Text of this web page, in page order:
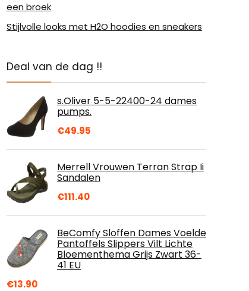
een broek
Stijlvolle looks met H2O hoodies en sneakers
Deal van de dag !!
s.Oliver 5-5-22400-24 dames
pumps.
€49.95
Merrell Vrouwen Terran Strap Ii
Sandalen
€111.40
BeComfy Sloffen Dames Voelde
Pantoffels Slippers Vilt Lichte
Bloementhema Grijs Zwart 36-
41 EU
€13.90